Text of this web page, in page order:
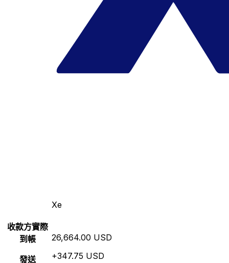
Xe
收款方實際
到帳
發送
26,664.00 USD
+347.75 USD